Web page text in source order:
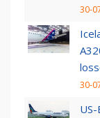
30-
30-